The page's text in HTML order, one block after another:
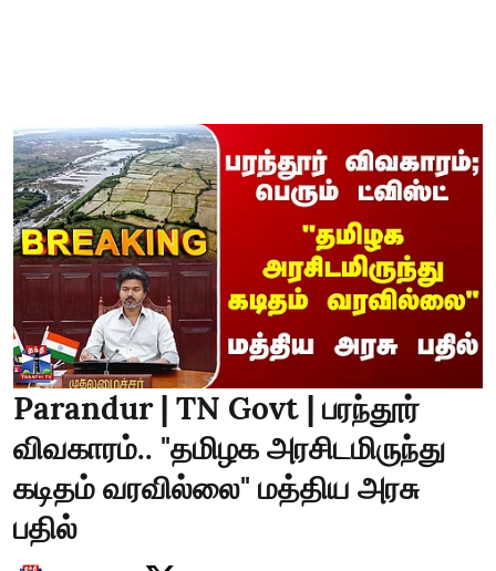
Parandur | TN Govt | பரந்தூர்
விவகாரம்.. "தமிழக அரசிடமிருந்து
கடிதம் வரவில்லை" மத்திய அரசு
பதில்